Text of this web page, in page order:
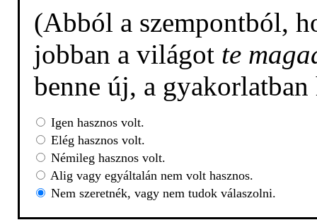
(Abból a szempontból,
jobban a világot te
benne új, a
Igen hasznos volt.
Elég hasznos volt.
Némileg hasznos volt.
Alig vagy egyáltalán nem volt hasznos.
Nem szeretnék, vagy nem tudok válaszolni.